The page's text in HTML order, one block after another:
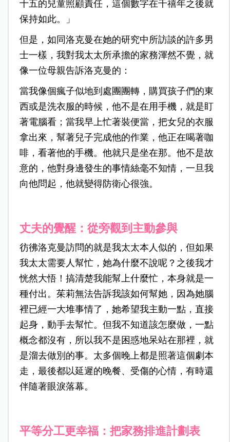
十五的兒童照顧責任，這個數字在千禧年之後就
保持如此。」
但是，如同洛克曼在她的研究中所訪談的許多男
士一樣，我對我太太所承擔的家務渾然不覺，就
像一位母親告訴洛克曼的：
當我像個瘋子似地到處團團轉，購買孩子們的東
西或是洗衣服的時候，他不是在用手機，就是盯
著電腦看；當我早上忙著裝便當，把女兒的衣服
拿出來，幫著兒子完成他的作業，他正在喝著咖
啡，看著他的手機。他就只是坐在那。他不是故
意的，他對身邊發生的事情絲毫不知情，一旦我
向他問起，他就變得防衛心很強。
丈夫的覺醒：從旁觀到主動參與
彷彿洛克曼訪問的就是我太太本人似的，但如果
我太太需要人幫忙，她為什麼不說呢？之後我才
恍然大悟！搞清楚我能幫上什麼忙，本身就是一
種付出。茱莉無法告訴我該如何幫她，因為她腦
裡已經一大堆事情了，她希望我主動一點，直接
起身，動手去幫忙。但我不知道該怎麼做，一點
概念都沒有，所以我不是困惑地呆站在那裡，就
是溜去做別的事。太多個晚上都是照著這個劇本
走，最後都以延遲的晚餐、受傷的心情，有時還
伴隨著眼淚落幕。
平等分工更幸福：把家務排進計劃表